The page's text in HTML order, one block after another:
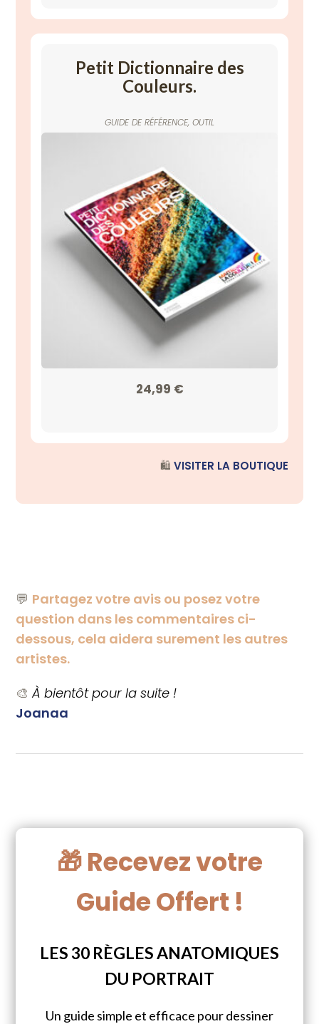
Petit Dictionnaire des
Couleurs.
GUIDE DE RÉFÉRENCE, OUTIL
24,99 €
🛍️ VISITER LA BOUTIQUE
💬 Partagez votre avis ou posez votre
question dans les commentaires ci-
dessous, cela aidera surement les autres
artistes.
🎨À bientôt pour la suite !
Joanaa
🎁 Recevez votre
Guide Offert !
LES 30 RÈGLES ANATOMIQUES
DU PORTRAIT
Un guide simple et efficace pour dessiner